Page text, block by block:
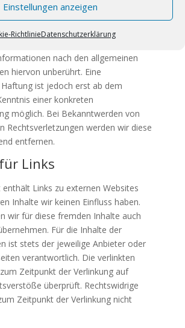
Einstellungen anzeigen
RichtlinieDatenschutzerklärung
oder nach Umständen zu forschen, die
Tätigkeit hinweisen.
nach den allgemeinen
hiervon unberührt. Eine
ist jedoch erst ab dem
einer konkreten
möglich. Bei Bekanntwerden von
Rechtsverletzungen werden wir diese
entfernen.
Links
Links zu externen Websites
Inhalte wir keinen Einfluss haben.
wir für diese fremden Inhalte auch
Für die Inhalte der
ist stets der jeweilige Anbieter oder
verantwortlich. Die verlinkten
Zeitpunkt der Verlinkung auf
überprüft. Rechtswidrige
Zeitpunkt der Verlinkung nicht